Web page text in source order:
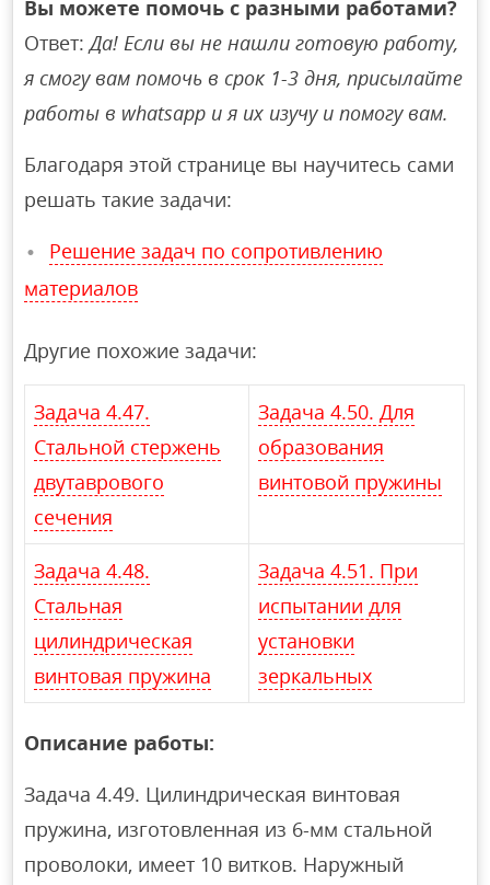
Вы можете помочь с разными работами?
Ответ:Да! Если вы не нашли готовую работу,
я смогу вам помочь в срок 1-3 дня, присылайте
работы в whatsapp и я их изучу и помогу вам.
Благодаря этой странице вы научитесь сами
решать такие задачи:
Решение задач по сопротивлению
материалов
Другие похожие задачи:
Задача 4.47.
Стальной стержень
двутаврового
сечения
Задача 4.50. Для
образования
винтовой пружины
Задача 4.48.
Стальная
цилиндрическая
винтовая пружина
Задача 4.51. При
испытании для
установки
зеркальных
Описание работы:
Задача 4.49. Цилиндрическая винтовая
пружина, изготовленная из 6-мм стальной
проволоки, имеет 10 витков. Наружный